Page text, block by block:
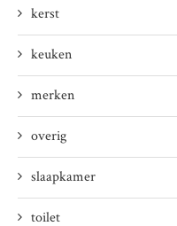
kerst
keuken
merken
overig
slaapkamer
toilet